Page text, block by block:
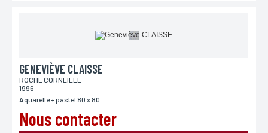
GENEVIÈVE CLAISSE
ROCHE CORNEILLE
1996
Aquarelle + pastel 80 x 80
Nous contacter